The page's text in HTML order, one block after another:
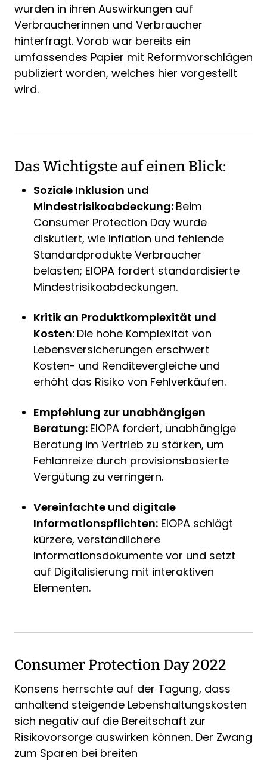
wurden in ihren Auswirkungen auf
Verbraucherinnen und Verbraucher
hinterfragt. Vorab war bereits ein
umfassendes Papier mit Reformvorschlägen
publiziert worden, welches hier vorgestellt
wird.
Das Wichtigste auf einen Blick:
Soziale Inklusion und
Mindestrisikoabdeckung: Beim
Consumer Protection Day wurde
diskutiert, wie Inflation und fehlende
Standardprodukte Verbraucher
belasten; EIOPA fordert standardisierte
Mindestrisikoabdeckungen.
Kritik an Produktkomplexität und
Kosten: Die hohe Komplexität von
Lebensversicherungen erschwert
Kosten- und Renditevergleiche und
erhöht das Risiko von Fehlverkäufen.
Empfehlung zur unabhängigen
Beratung: EIOPA fordert, unabhängige
Beratung im Vertrieb zu stärken, um
Fehlanreize durch provisionsbasierte
Vergütung zu verringern.
Vereinfachte und digitale
Informationspflichten: EIOPA schlägt
kürzere, verständlichere
Informationsdokumente vor und setzt
auf Digitalisierung mit interaktiven
Elementen.
Consumer Protection Day 2022
Konsens herrschte auf der Tagung, dass
anhaltend steigende Lebenshaltungs­kosten
sich negativ auf die Bereitschaft zur
Risikovorsorge auswirken können. Der Zwang
zum Sparen bei breiten